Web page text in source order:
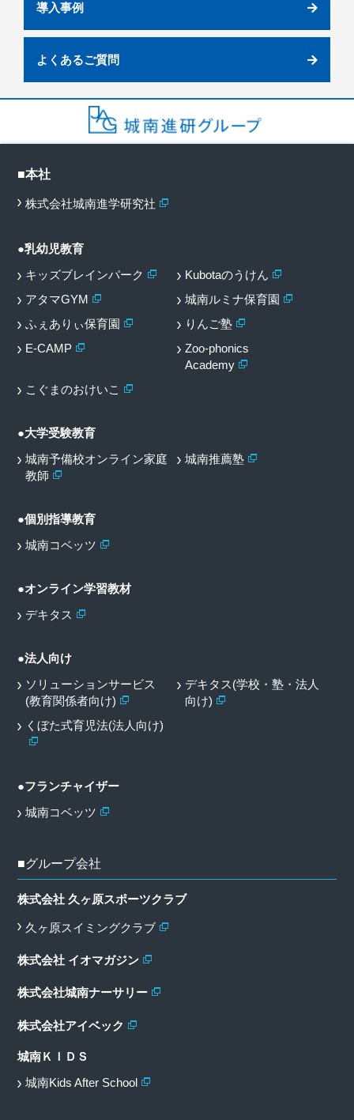
導入事例
よくあるご質問
■本社
株式会社城南進学研究社
●乳幼児教育
キッズブレインパーク
Kubotaのうけん
アタマGYM
城南ルミナ保育園
ふぇありぃ保育園
りんご塾
E-CAMP
Zoo-phonics
Academy
こぐまのおけいこ
●大学受験教育
城南予備校オンライン家庭
教師
城南推薦塾
●個別指導教育
城南コベッツ
●オンライン学習教材
デキタス
●法人向け
ソリューションサービス
(教育関係者向け)
デキタス(学校・塾・法人
向け)
くぼた式育児法(法人向け)
●フランチャイザー
城南コベッツ
■グループ会社
株式会社 久ヶ原スポーツクラブ
久ヶ原スイミングクラブ
株式会社 イオマガジン
株式会社城南ナーサリー
株式会社アイベック
城南ＫＩＤＳ
城南Kids After School